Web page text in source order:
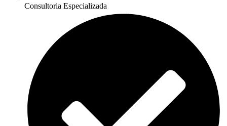
Consultoria Especializada